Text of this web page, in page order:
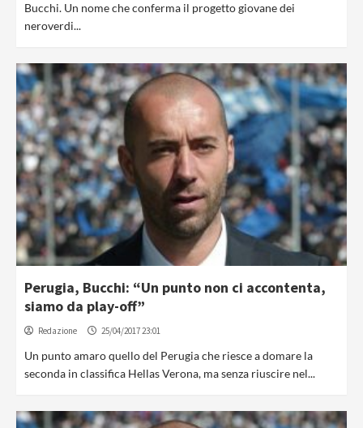
Bucchi. Un nome che conferma il progetto giovane dei
neroverdi...
Perugia, Bucchi: “Un punto non ci accontenta,
siamo da play-off”
Redazione 25/04/2017 23:01
Un punto amaro quello del Perugia che riesce a domare la
seconda in classifica Hellas Verona, ma senza riuscire nel...